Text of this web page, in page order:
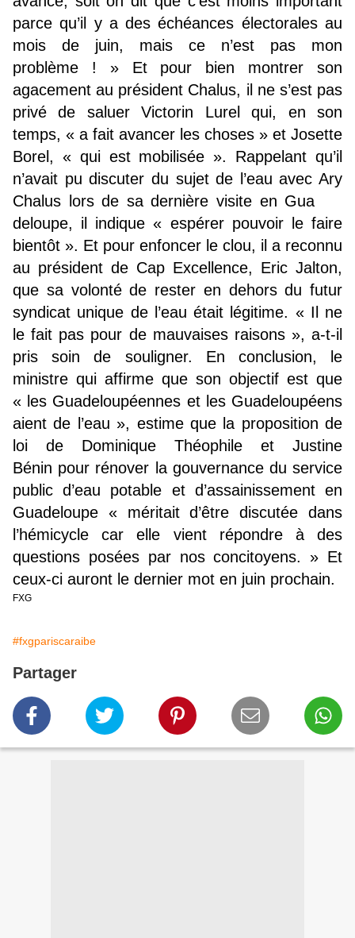
parce qu’il y a des échéances électorales au
mois de juin, mais ce n’est pas mon
problème ! » Et pour bien montrer son
agacement au président Chalus, il ne s’est pas
privé de saluer Victorin Lurel qui, en son
temps, « a fait avancer les choses » et Josette
Borel, « qui est mobilisée ». Rappelant qu’il
n’avait pu discuter du sujet de l’eau avec Ary
Chalus lors de sa dernière visite en Gua
deloupe, il indique « espérer pouvoir le faire
bientôt ». Et pour enfoncer le clou, il a reconnu
au président de Cap Excellence, Eric Jalton,
que sa volonté de rester en dehors du futur
syndicat unique de l’eau était légitime. « Il ne
le fait pas pour de mauvaises raisons », a-t-il
pris soin de souligner. En conclusion, le
ministre qui affirme que son objectif est que
« les Guadeloupéennes et les Guadeloupéens
aient de l’eau », estime que la proposition de
loi de Dominique Théophile et Justine
Bénin pour rénover la gouvernance du service
public d’eau potable et d’assainissement en
Guadeloupe « méritait d’être discutée dans
l’hémicycle car elle vient répondre à des
questions posées par nos concitoyens. » Et
ceux-ci auront le dernier mot en juin prochain.
FXG
#fxgpariscaraibe
Partager